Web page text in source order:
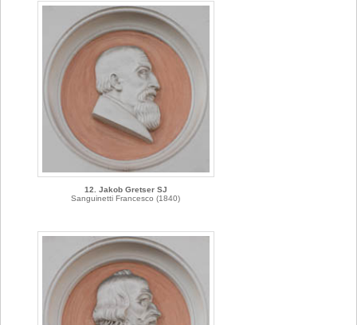
12. Jakob Gretser SJ
Sanguinetti Francesco (1840)